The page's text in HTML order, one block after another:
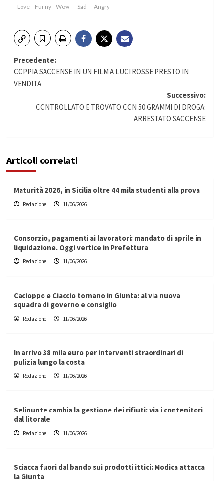
Love
Funny
Wow
Sad
Angry
Navigazione
articolo
Precedente:
COPPIA SACCENSE IN UN FILM A LUCI ROSSE PRESTO IN
VENDITA
Successivo:
CONTROLLATO E TROVATO CON 50 GRAMMI DI DROGA:
ARRESTATO SACCENSE
Articoli correlati
Maturità 2026, in Sicilia oltre 44 mila studenti alla prova
Redazione 11/06/2026
Consorzio, pagamenti ai lavoratori: mandato di aprile in
liquidazione. Oggi vertice in Prefettura
Redazione 11/06/2026
Cacioppo e Ciaccio tornano in Giunta: al via nuova
squadra di governo e consiglio
Redazione 11/06/2026
In arrivo 38 mila euro per interventi straordinari di
pulizia lungo la costa
Redazione 11/06/2026
Selinunte cambia la gestione dei rifiuti: via i contenitori
dal litorale
Redazione 11/06/2026
Sciacca fuori dal bando sui prodotti ittici: Modica attacca
la Giunta